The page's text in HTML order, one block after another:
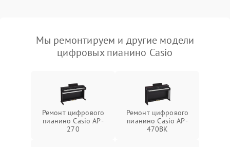
Мы ремонтируем и другие модели
цифровых пианино Casio
Ремонт цифрового
пианино Casio AP-
270
Ремонт цифрового
пианино Casio AP-
470BK